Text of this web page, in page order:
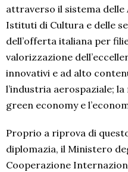
attraverso il sistema delle
Istituti di Cultura e delle
dell’offerta italiana per
valorizzazione
innovativi e ad alto
l’industria aerospaziale;
green economy e
Proprio a riprova di
diplomazia, il Ministero
Cooperazione